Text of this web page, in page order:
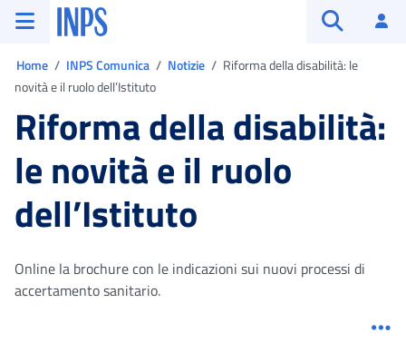
Vai al menu principale
Vai al contenuto principale
Vai al pie' di pagina
INPS ()
Home INPS Comunica Notizie
Riforma della disabilità: le
novità e il ruolo dell’Istituto
Riforma della disabilità:
le novità e il ruolo
dell’Istituto
Online la brochure con le indicazioni sui nuovi processi di
accertamento sanitario.